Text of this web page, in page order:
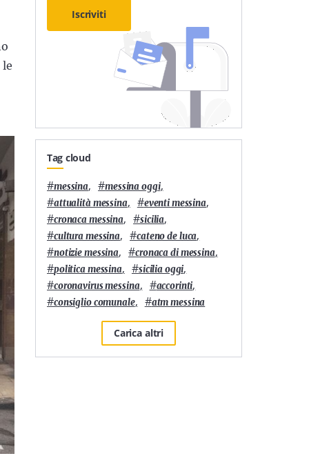
Iscriviti
Tag cloud
#messina, #messina oggi,
#attualità messina, #eventi messina,
#cronaca messina, #sicilia,
#cultura messina, #cateno de luca,
#notizie messina, #cronaca di messina,
#politica messina, #sicilia oggi,
#coronavirus messina, #accorinti,
#consiglio comunale, #atm messina
Carica altri